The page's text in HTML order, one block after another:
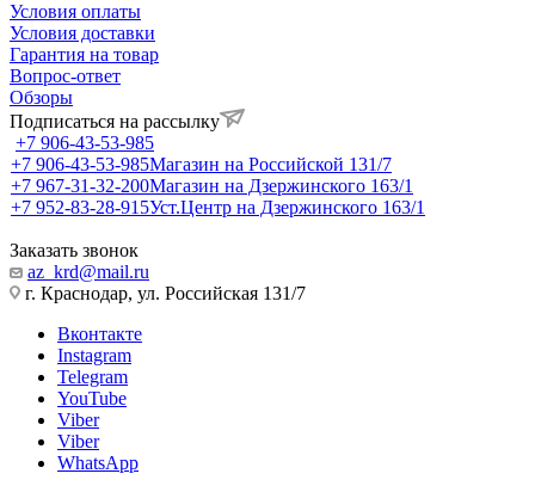
Условия оплаты
Условия доставки
Гарантия на товар
Вопрос-ответ
Обзоры
Подписаться на рассылку
+7 906-43-53-985
+7 906-43-53-985Магазин на Российской 131/7
+7 967-31-32-200Магазин на Дзержинского 163/1
+7 952-83-28-915Уст.Центр на Дзержинского 163/1
Заказать звонок
az_krd@mail.ru
г. Краснодар, ул. Российская 131/7
Вконтакте
Instagram
Telegram
YouTube
Viber
Viber
WhatsApp